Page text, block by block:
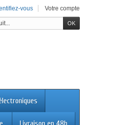
vous Votre compte